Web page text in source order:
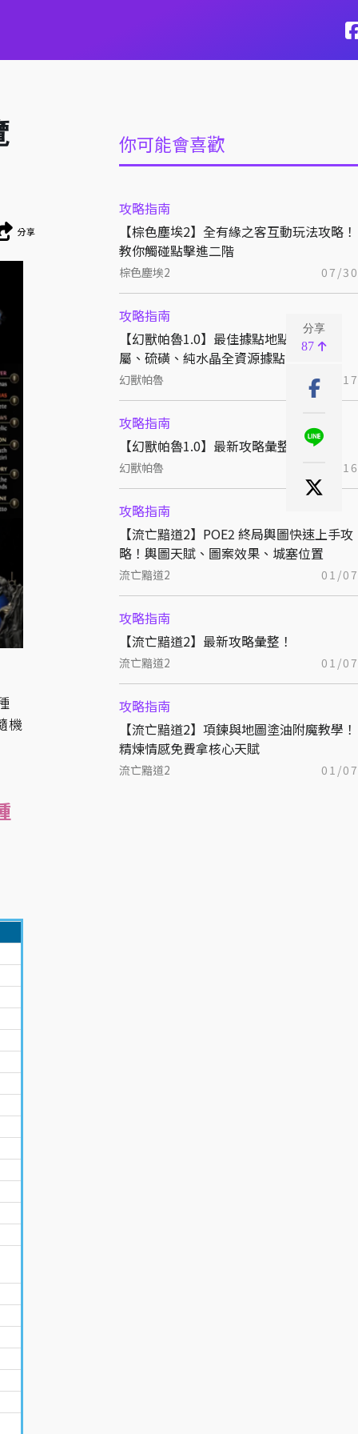
你可能會喜歡
攻略指南
【棕色塵埃2】全有緣之客互動玩法攻略！
教你觸碰點擊進二階
棕色塵埃2 07/30
攻略指南
【幻獸帕魯1.0】最佳據點地點推薦！金
屬、硫磺、純水晶全資源據點
幻獸帕魯 07/17
攻略指南
【幻獸帕魯1.0】最新攻略彙整！
幻獸帕魯 07/16
攻略指南
【流亡黯道2】POE2 終局輿圖快速上手攻
略！輿圖天賦、圖案效果、城塞位置
流亡黯道2 01/07
攻略指南
【流亡黯道2】最新攻略彙整！
流亡黯道2 01/07
攻略指南
【流亡黯道2】項鍊與地圖塗油附魔教學！
精煉情感免費拿核心天賦
流亡黯道2 01/07
分享
87
分享
機